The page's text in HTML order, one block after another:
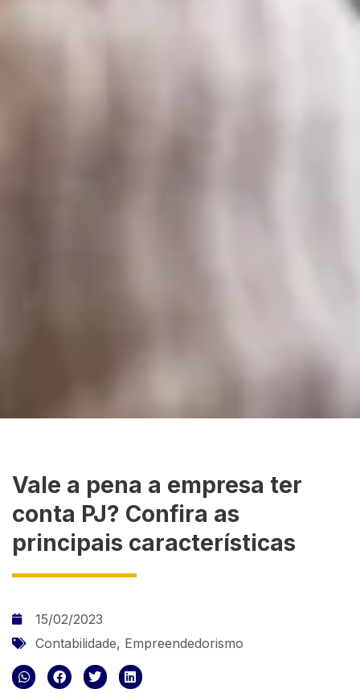
Vale a pena a empresa ter
conta PJ? Confira as
principais características
15/02/2023
Contabilidade, Empreendedorismo